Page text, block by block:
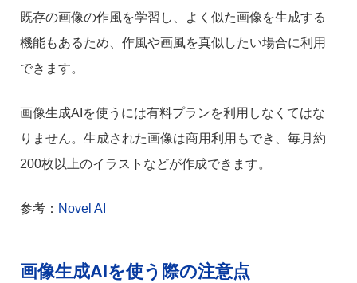
既存の画像の作風を学習し、よく似た画像を生成する
機能もあるため、作風や画風を真似したい場合に利用
できます。
画像生成AIを使うには有料プランを利用しなくてはな
りません。生成された画像は商用利用もでき、毎月約
200枚以上のイラストなどが作成できます。
参考： Novel AI
画像生成AIを使う際の注意点